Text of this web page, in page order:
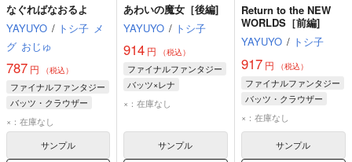
なぐればなおるよ
YAYUYO / トシ子 メ
グ おじゅ
787 円 （税込）
ファイナルファンタジー
バッツ・クラウザー
ファリス・シェルヴィッツ
×：在庫なし
サンプル
あわいの魔女［後編]
YAYUYO / トシ子
914 円 （税込）
ファイナルファンタジー
バッツ×レナ
バッツ・クラウザー
ファリス・シェルヴィッツ
×：在庫なし
サンプル
Return to the NEW
WORLDS［前編]
YAYUYO / トシ子
917円 （税込）
ファイナルファンタジー
バッツ・クラウザー
ファリス・シェルヴィッツ
×：在庫なし
サンプル